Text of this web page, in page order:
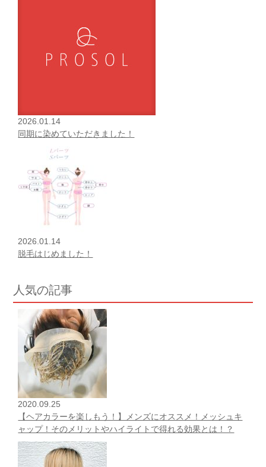
2026.01.14
同期に染めていただきました！
2026.01.14
脱毛はじめました！
人気の記事
2020.09.25
【ヘアカラーを楽しもう！】メンズにオススメ！メッシュキ
ャップ！そのメリットやハイライトで得れる効果とは！？